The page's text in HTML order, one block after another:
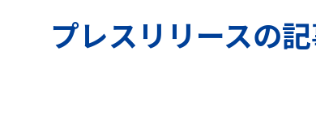
プレスリリースの